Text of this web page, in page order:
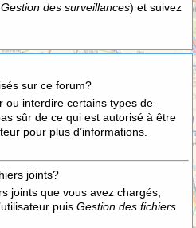
des surveillances) et suivez
sur ce forum?
ou interdire certains types de
sûr de ce qui est autorisé à être
pour plus d’informations.
joints?
joints que vous avez chargés,
puis Gestion des fichiers